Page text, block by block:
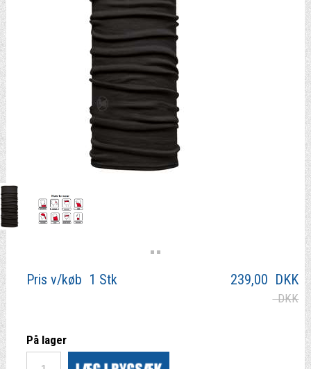
Pris v/køb 1 Stk 239,00 DKK
DKK
På lager